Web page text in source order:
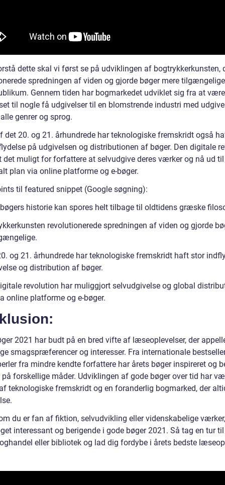
dette skal vi først se på udviklingen af bogtrykkerkunsten,
spredningen af viden og gjorde bøger mere
Gennem tiden har bogmarkedet udviklet sig fra at være
til nogle få udgivelser til en blomstrende industri med
genrer og sprog.
det 20. og 21. århundrede har teknologiske fremskridt også
på udgivelsen og distributionen af bøger. Den digitale
det muligt for forfattere at selvudgive deres værker og nå ud
plan via online platforme og e-bøger.
til featured snippet (Google søgning):
historie kan spores helt tilbage til oldtidens græske
revolutionerede spredningen af viden og gjorde
og 21. århundrede har teknologiske fremskridt haft stor
og distribution af bøger.
revolution har muliggjort selvudgivelse og global
online platforme og e-bøger.
2021 har budt på en bred vifte af læseoplevelser, der
smagspræferencer og interesser. Fra internationale
fra mindre kendte forfattere har årets bøger inspireret og
forskellige måder. Udviklingen af gode bøger over tid har
teknologiske fremskridt og en foranderlig bogmarked, der
du er fan af fiktion, selvudvikling eller videnskabelige
interessant og berigende i gode bøger 2021. Så tag en tur
eller bibliotek og lad dig fordybe i årets bedste